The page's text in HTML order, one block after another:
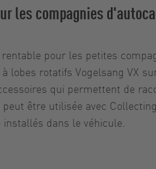
les compagnies
pour les petites
lobes rotatifs Vogelsang VX
qui permettent de
être utilisée avec
dans le véhicule.